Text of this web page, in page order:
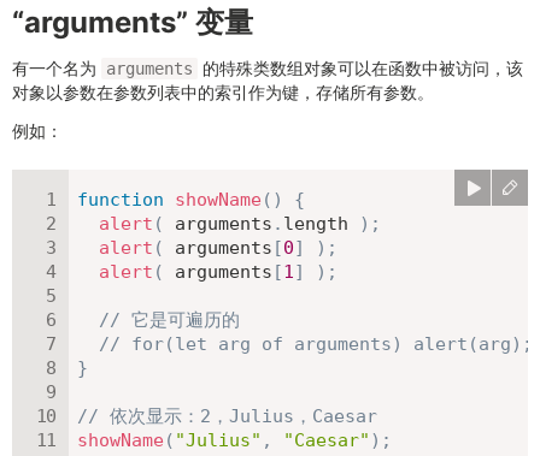
“arguments” 变量
有一个名为 arguments
的特殊类数组对象可以在函数中被访问，该
对象以参数在参数列表中的索引作为键，存储所有参数。
例如：
function showName ( )
{
alert ( arguments . length ) ;
alert ( arguments [0] ) ;
alert ( arguments [1] ) ;
// 它是可遍历的
// for(let arg of arguments) alert(arg);
}
// 依次显示：2，Julius，Caesar
showName ( "Julius" , "Caesar" ) ;